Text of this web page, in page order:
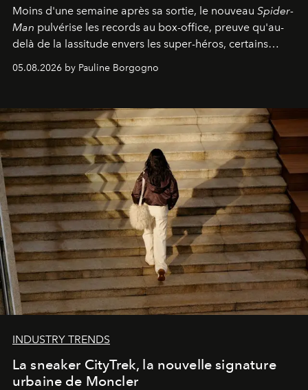
Moins d'une semaine après sa sortie, le nouveau Spider-
Man pulvérise les records au box-office, preuve qu'au-
delà de la lassitude envers les super-héros, certains
personnages continuent de susciter une ferveur intacte.
05.08.2026 by Pauline Borgogno
INDUSTRY TRENDS
La sneaker CityTrek, la nouvelle signature
urbaine de Moncler